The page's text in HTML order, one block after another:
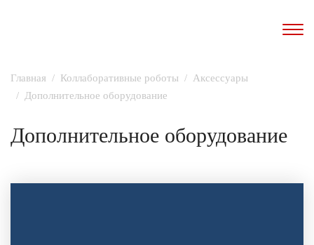
Главная Коллаборативные роботы
Аксессуары
Дополнительное оборудование
Дополнительное оборудование